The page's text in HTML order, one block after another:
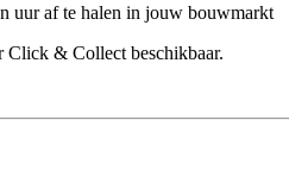
uur af te halen in jouw bouwmarkt
& Collect beschikbaar.